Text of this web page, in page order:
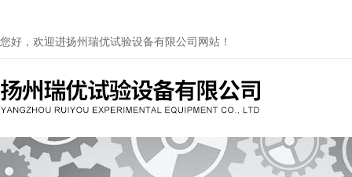
您好，欢迎进扬州瑞优试验设备有限公司网站！